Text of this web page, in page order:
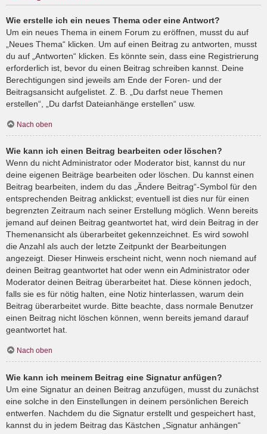
Wie erstelle ich ein neues Thema oder eine Antwort?
Um ein neues Thema in einem Forum zu eröffnen, musst du auf
„Neues Thema“ klicken. Um auf einen Beitrag zu antworten, musst
du auf „Antworten“ klicken. Es könnte sein, dass eine Registrierung
erforderlich ist, bevor du einen Beitrag schreiben kannst. Deine
Berechtigungen sind jeweils am Ende der Foren- und der
Beitragsansicht aufgelistet. Z. B. „Du darfst neue Themen
erstellen“, „Du darfst Dateianhänge erstellen“ usw.
Nach oben
Wie kann ich einen Beitrag bearbeiten oder löschen?
Wenn du nicht Administrator oder Moderator bist, kannst du nur
deine eigenen Beiträge bearbeiten oder löschen. Du kannst einen
Beitrag bearbeiten, indem du das „Ändere Beitrag“-Symbol für den
entsprechenden Beitrag anklickst; eventuell ist dies nur für einen
begrenzten Zeitraum nach seiner Erstellung möglich. Wenn bereits
jemand auf deinen Beitrag geantwortet hat, wird dein Beitrag in der
Themenansicht als überarbeitet gekennzeichnet. Es wird sowohl
die Anzahl als auch der letzte Zeitpunkt der Bearbeitungen
angezeigt. Dieser Hinweis erscheint nicht, wenn noch niemand auf
deinen Beitrag geantwortet hat oder wenn ein Administrator oder
Moderator deinen Beitrag überarbeitet hat. Diese können jedoch,
falls sie es für nötig halten, eine Notiz hinterlassen, warum dein
Beitrag überarbeitet wurde. Bitte beachte, dass normale Benutzer
einen Beitrag nicht löschen können, wenn bereits jemand darauf
geantwortet hat.
Nach oben
Wie kann ich meinem Beitrag eine Signatur anfügen?
Um eine Signatur an deinen Beitrag anzufügen, musst du zunächst
eine solche in den Einstellungen in deinem persönlichen Bereich
entwerfen. Nachdem du die Signatur erstellt und gespeichert hast,
kannst du in jedem Beitrag das Kästchen „Signatur anhängen“